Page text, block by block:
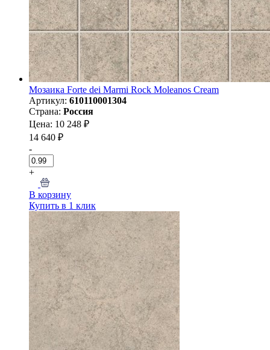
Мозаика Forte dei Marmi Rock Moleanos Cream
Артикул: 610110001304
Страна: Россия
Цена: 10 248 ₽
14 640 ₽
-
+
В корзину
Купить в 1 клик